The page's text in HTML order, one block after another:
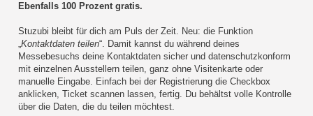
Ebenfalls 100 Prozent gratis.
Stuzubi bleibt für dich am Puls der Zeit. Neu: die Funktion
„Kontaktdaten teilen“. Damit kannst du während deines
Messebesuchs deine Kontaktdaten sicher und datenschutzkonform
mit einzelnen Ausstellern teilen, ganz ohne Visitenkarte oder
manuelle Eingabe. Einfach bei der Registrierung die Checkbox
anklicken, Ticket scannen lassen, fertig. Du behältst volle Kontrolle
über die Daten, die du teilen möchtest.